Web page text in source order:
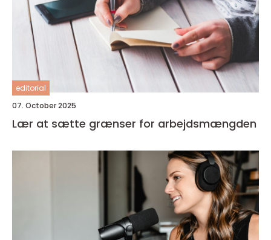
editorial
07. October 2025
Lær at sætte grænser for arbejdsmængden